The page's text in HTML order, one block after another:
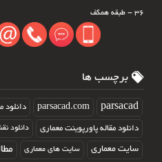
۳۶ - طبقه همکف
برچسب ها
parsacad
parsacad.com دانلود
دانلود مقاله پاورپوینت معماری دانلود
سایت معماری سایت های معماری